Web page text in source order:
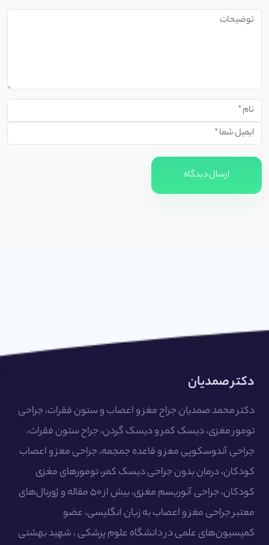
ارسال دیدگاه
دکتر صمدیان
دکتر محمد صمدیان جراح مغز و اعصاب و ستون فقرات، جراحی
تومور مغزی، دیسک کمر و دیسک گردن، جراح ستون فقرات،
جراحی آندوسکوپی مغز و قاعده جمجمه، جراحی مغز و اعصاب
کودکان، درمان بدون جراحی دیسک کمر، تومورهای مغزی
کودکان، جراحی آنوریسم مغزی، بیش از ۵۰ مقاله و ژورنال‌های
معتبر جراحی مغز و اعصاب به زبان انگلیسی، عضو
کمیسیون‌های علمی در دانشگاه علوم پزشکی ، شهید بهشتی